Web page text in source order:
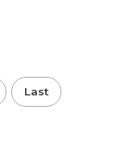
Last